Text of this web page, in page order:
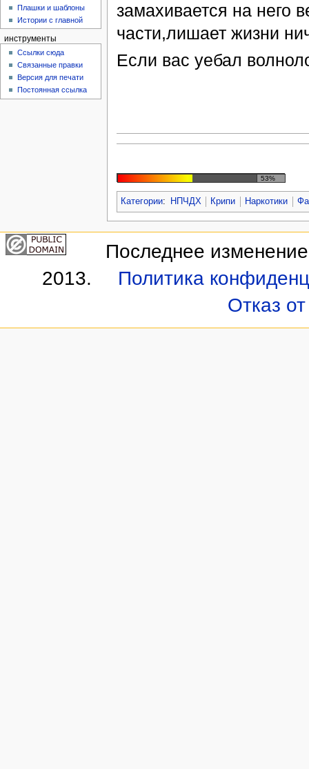
замахивается на него
части,лишает жизни
Если вас уебал
53%
Категории: НПЧДХ Крипи Наркотики
Плашки и шаблоны
Истории с главной
инструменты
Ссылки сюда
Связанные правки
Версия для печати
Постоянная ссылка
Последнее
2013.
Политика
Отказ